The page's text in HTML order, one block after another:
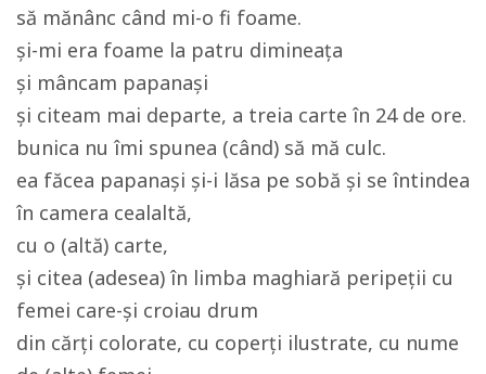
să mănânc când mi-o fi foame.
și-mi era foame la patru dimineața
și mâncam papanași
și citeam mai departe, a treia carte în 24 de ore.
bunica nu îmi spunea (când) să mă culc.
ea făcea papanași și-i lăsa pe sobă și se întindea
în camera cealaltă,
cu o (altă) carte,
și citea (adesea) în limba maghiară peripeții cu
femei care-și croiau drum
din cărți colorate, cu coperți ilustrate, cu nume